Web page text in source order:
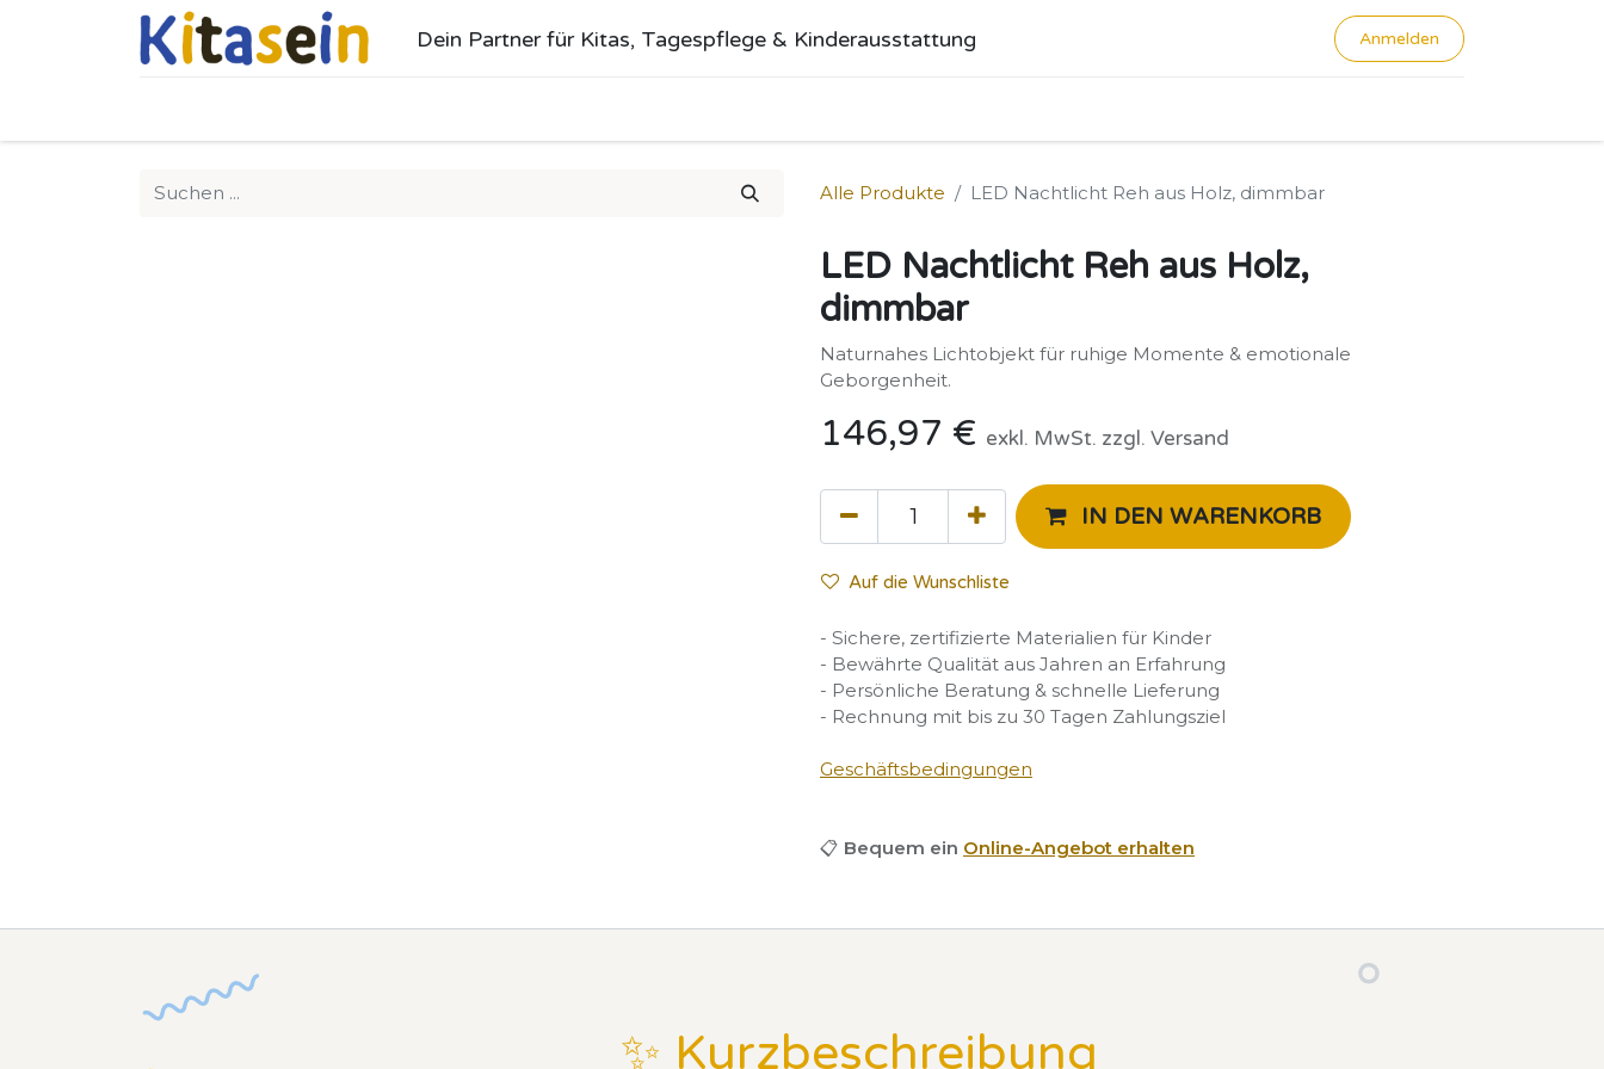
Dein Partner für Kitas, Tagespflege & Kinderausstattung Anmelden
Alle Produkte LED Nachtlicht Reh aus Holz, dimmbar
LED Nachtlicht Reh aus Holz,
dimmbar
Naturnahes Lichtobjekt für ruhige Momente & emotionale
Geborgenheit.
146,97 € exkl. MwSt. zzgl. Versand
IN DEN WARENKORB
Auf die Wunschliste
- Sichere, zertifizierte Materialien für Kinder
- Bewährte Qualität aus Jahren an Erfahrung
- Persönliche Beratung & schnelle Lieferung
- Rechnung mit bis zu 30 Tagen Zahlungsziel
Geschäftsbedingungen
📋 Bequem ein Online-Angebot erhalten
✨ Kurzbeschreibung